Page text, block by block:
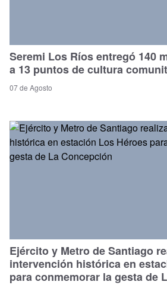
Seremi Los Ríos entregó 140
a 13 puntos de cultura
07 de Agosto
Ejército y Metro de Santiago
intervención histórica en
para conmemorar la gesta de